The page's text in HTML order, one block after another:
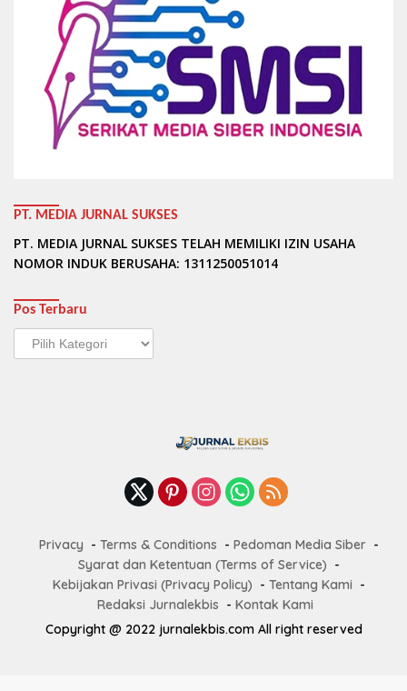
PT. MEDIA JURNAL SUKSES
PT. MEDIA JURNAL SUKSES TELAH MEMILIKI IZIN USAHA
NOMOR INDUK BERUSAHA: 1311250051014
Pos Terbaru
Pos
Terbaru
Privacy Terms & Conditions
Pedoman Media Siber
Syarat dan Ketentuan (Terms of Service)
Kebijakan Privasi (Privacy Policy)
Tentang Kami
Redaksi Jurnalekbis
Kontak Kami
Copyright @ 2022 jurnalekbis.com All right reserved